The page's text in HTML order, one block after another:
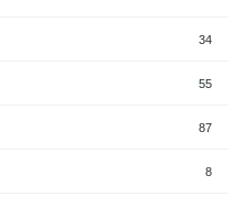
34
55
87
8